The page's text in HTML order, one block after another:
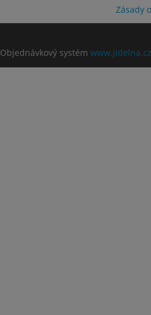
Zásady
Objednávkový systém www.jidelna.cz